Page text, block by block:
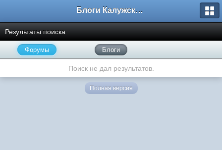
Блоги Калужского перекрестка
Результаты поиска
Форумы Блоги
Поиск не дал результатов.
Полная версия